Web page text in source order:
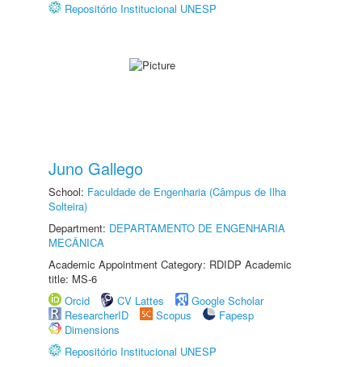
Repositório Institucional UNESP
Juno Gallego
School: Faculdade de Engenharia (Câmpus de Ilha
Solteira)
Department: DEPARTAMENTO DE ENGENHARIA
MECÂNICA
Academic Appointment Category: RDIDP Academic
title: MS-6
Orcid
CV Lattes
Google Scholar
ResearcherID
Scopus
Fapesp
Dimensions
Repositório Institucional UNESP